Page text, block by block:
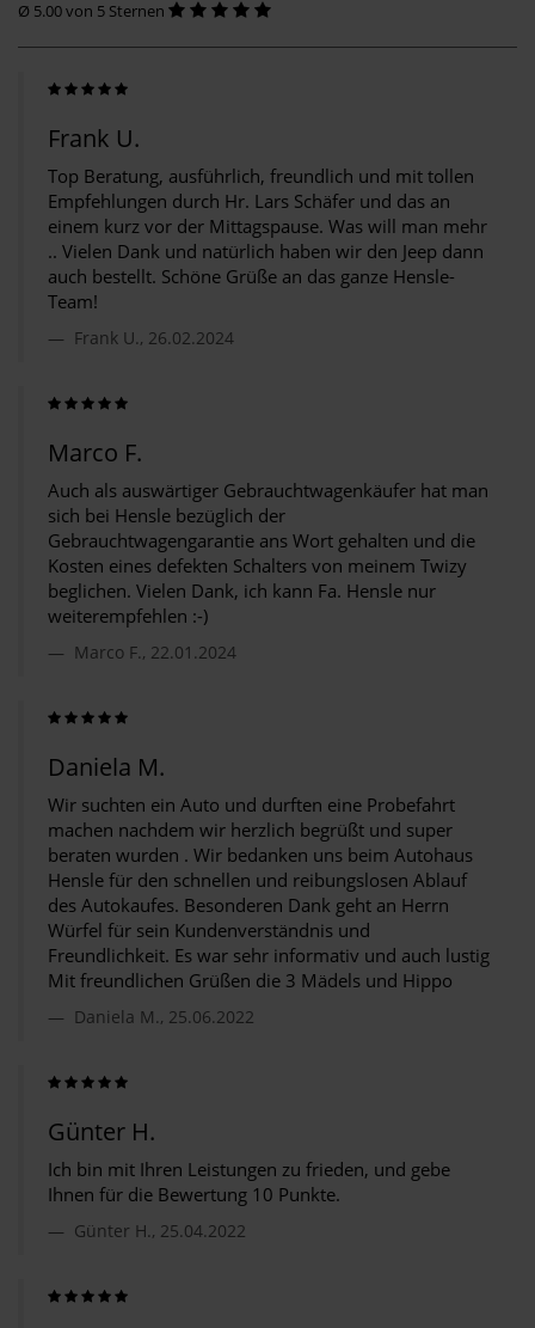
Ø 5.00 von 5 Sternen
Frank U.
Top Beratung, ausführlich, freundlich und mit tollen
Empfehlungen durch Hr. Lars Schäfer und das an
einem kurz vor der Mittagspause. Was will man mehr
.. Vielen Dank und natürlich haben wir den Jeep dann
auch bestellt. Schöne Grüße an das ganze Hensle-
Team!
Frank U., 26.02.2024
Marco F.
Auch als auswärtiger Gebrauchtwagenkäufer hat man
sich bei Hensle bezüglich der
Gebrauchtwagengarantie ans Wort gehalten und die
Kosten eines defekten Schalters von meinem Twizy
beglichen. Vielen Dank, ich kann Fa. Hensle nur
weiterempfehlen :-)
Marco F., 22.01.2024
Daniela M.
Wir suchten ein Auto und durften eine Probefahrt
machen nachdem wir herzlich begrüßt und super
beraten wurden . Wir bedanken uns beim Autohaus
Hensle für den schnellen und reibungslosen Ablauf
des Autokaufes. Besonderen Dank geht an Herrn
Würfel für sein Kundenverständnis und
Freundlichkeit. Es war sehr informativ und auch lustig
Mit freundlichen Grüßen die 3 Mädels und Hippo
Daniela M., 25.06.2022
Günter H.
Ich bin mit Ihren Leistungen zu frieden, und gebe
Ihnen für die Bewertung 10 Punkte.
Günter H., 25.04.2022